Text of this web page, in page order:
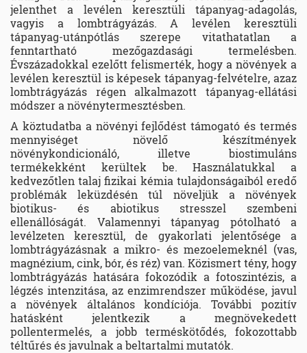
jelenthet a levélen keresztüli tápanyag-adagolás,
vagyis a lombtrágyázás. A levélen keresztüli
tápanyag-utánpótlás szerepe vitathatatlan a
fenntartható mezőgazdasági termelésben.
Évszázadokkal ezelőtt felismerték, hogy a növények a
levélen keresztül is képesek tápanyag-felvételre, azaz
lombtrágyázás régen alkalmazott tápanyag-ellátási
módszer a növénytermesztésben.
A köztudatba a növényi fejlődést támogató és termés
mennyiséget növelő készítmények
növénykondicionáló, illetve biostimuláns
termékekként kerültek be. Használatukkal a
kedvezőtlen talaj fizikai kémia tulajdonságaiból eredő
problémák leküzdésén túl növeljük a növények
biotikus- és abiotikus stresszel szembeni
ellenállóságát. Valamennyi tápanyag pótolható a
levélzeten keresztül, de gyakorlati jelentősége a
lombtrágyázásnak a mikro- és mezoelemeknél (vas,
magnézium, cink, bór, és réz) van. Közismert tény, hogy
lombtrágyázás hatására fokozódik a fotoszintézis, a
légzés intenzitása, az enzimrendszer működése, javul
a növények általános kondíciója. További pozitív
hatásként jelentkezik a megnövekedett
pollentermelés, a jobb terméskötődés, fokozottabb
téltűrés és javulnak a beltartalmi mutatók.